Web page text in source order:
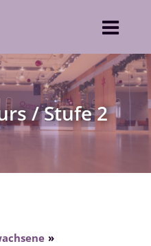
/ Stufe 2